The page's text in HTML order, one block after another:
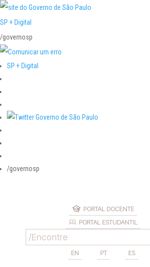
SP + Digital
/governosp
SP + Digital
/governosp
PORTAL DOCENTE
PORTAL ESTUDANTIL
EN PT ES